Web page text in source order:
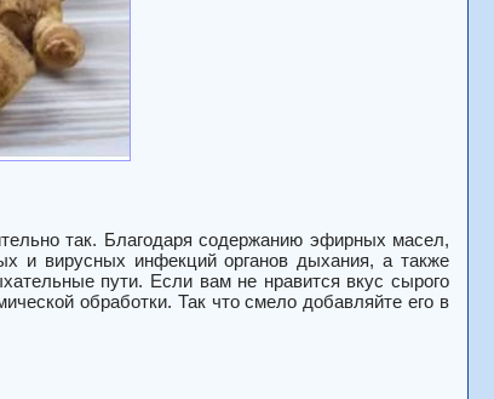
так. Благодаря содержанию эфирных масел,
и вирусных инфекций органов дыхания, а также
пути. Если вам не нравится вкус сырого
обработки. Так что смело добавляйте его в